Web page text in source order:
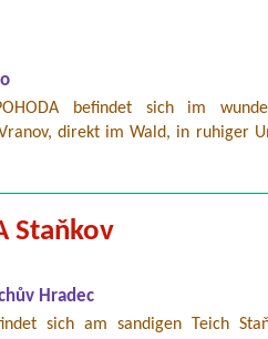
befindet sich im
direkt im Wald, in ruhiger
Staňkov
Hradec
sich am sandigen Teich